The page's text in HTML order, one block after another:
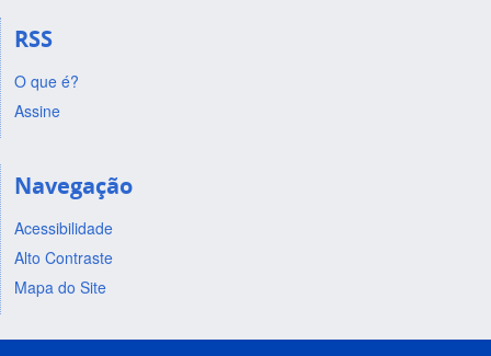
RSS
O que é?
Assine
Navegação
Acessibilidade
Alto Contraste
Mapa do Site